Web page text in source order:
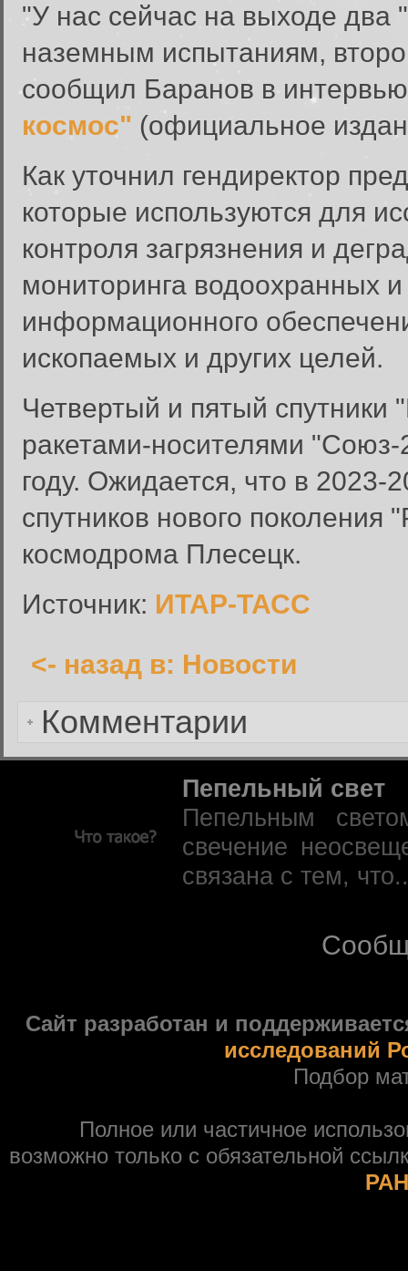
"У нас сейчас на выходе два
наземным испытаниям,
сообщил Баранов в
космос" (официальное
Как уточнил гендиректор
которые используются для
контроля загрязнения и
мониторинга водоохранных
информационного
ископаемых и других целей.
Четвертый и пятый спутники
ракетами-носителями
году. Ожидается, что в 2023-
спутников нового
космодрома Плесецк.
Источник: ИТАР-ТАСС
<- назад в: Новости
Комментарии
Вход в систему
Введите имя пользователя и
Вход в систему
Имя пользователя:
Забыли пароль?
Пепельный свет
Пепельным
свечение
связана с тем,
Сайт разработан и
исследований
Подбор
Полное или частичное
возможно только с обязательной